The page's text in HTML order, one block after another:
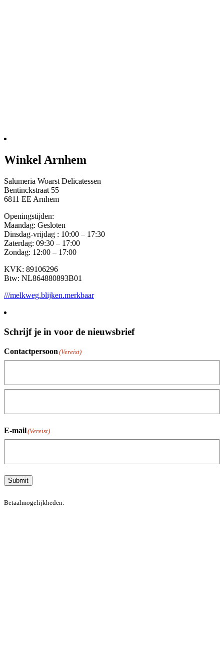
Winkel Arnhem
Salumeria Woarst Delicatessen
Bentinckstraat 55
6811 EE Arnhem
Openingstijden:
Maandag: Gesloten
Dinsdag-vrijdag : 10:00 – 17:30
Zaterdag: 09:30 – 17:00
Zondag: 12:00 – 17:00
KVK: 89106296
Btw: NL864880893B01
///melkweg.blijken.merkbaar
Schrijf je in voor de nieuwsbrief
Contactpersoon (Vereist)
Voornaam
E-mail(Vereist)
Submit
Betaalmogelijkheden: